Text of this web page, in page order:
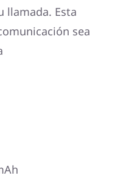
llamada. Esta
sea